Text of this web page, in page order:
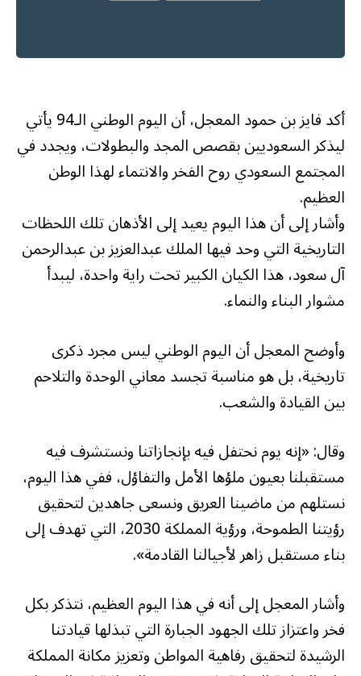
أكد فايز بن حمود المعجل، أن اليوم الوطني الـ94 يأتي
ليذكر السعوديين بقصص المجد والبطولات، ويجدد في
المجتمع السعودي روح الفخر والانتماء لهذا الوطن
العظيم.
وأشار إلى أن هذا اليوم يعيد إلى الأذهان تلك اللحظات
التاريخية التي وحد فيها الملك عبدالعزيز بن عبدالرحمن
آل سعود، هذا الكيان الكبير تحت راية واحدة، ليبدأ
مشوار البناء والنماء.
وأوضح المعجل أن اليوم الوطني ليس مجرد ذكرى
تاريخية، بل هو مناسبة تجسد معاني الوحدة والتلاحم
بين القيادة والشعب.
وقال: «إنه يوم نحتفل فيه بإنجازاتنا ونستشرف فيه
مستقبلنا بعيون ملؤها الأمل والتفاؤل، ففي هذا اليوم،
نستلهم من ماضينا العريق ونسعى جاهدين لتحقيق
رؤيتنا الطموحة، ورؤية المملكة 2030، التي تهدف إلى
بناء مستقبل زاهر لأجيالنا القادمة».
وأشار المعجل إلى أنه في هذا اليوم العظيم، نتذكر بكل
فخر واعتزاز تلك الجهود الجبارة التي تبذلها قيادتنا
الرشيدة لتحقيق رفاهية المواطن وتعزيز مكانة المملكة